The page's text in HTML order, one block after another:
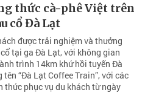
thức cà-phê Việt trên
cổ Đà Lạt
được trải nghiệm và thưởng
tại ga Đà Lạt, với không gian
trình 14km khứ hồi tuyến Đà
“Đà Lạt Coffee Train”, với các
thức phục vụ du khách từ ngày